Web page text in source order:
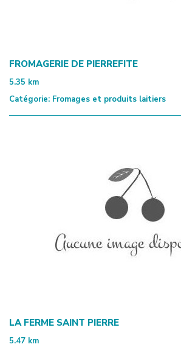
FROMAGERIE DE PIERREFITE
5.35 km
Catégorie: Fromages et produits laitiers
LA FERME SAINT PIERRE
5.47 km